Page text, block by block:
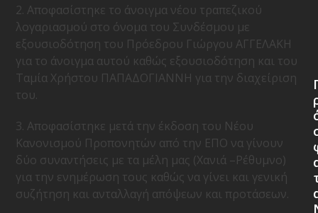
2. Αποφασίστηκε το άνοιγμα νέου τραπεζικού
λογαριασμού στο όνομα του Συνδέσμου με
εξουσιοδότηση του Πρόεδρου Γιώργου ΑΓΓΕΛΑΚΗ
για το άνοιγμα αυτού καθώς εξουσιοδότηση και του
Ταμία Χρήστου ΠΑΠΑΔΟΓΙΑΝΝΗ για την διαχείριση
του.
3. Αποφασίστηκε μετά την έκδοση του Νέου
Κανονισμού Προπονητών από την ΕΠΟ να γίνουν
δύο συναντήσεις με τα μέλη μας (Χανιά –Ρέθυμνο)
για την ενημέρωση τους καθώς να γίνει και γενική
συζήτηση και ανταλλαγή απόψεων και προτάσεων.